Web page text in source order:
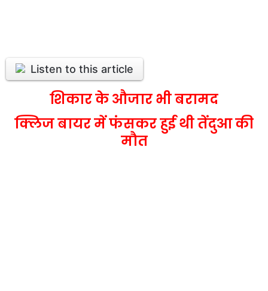
Listen to this article
शिकार के औजार भी बरामद
क्लिज बायर में फंसकर हुई थी तेंदुआ की
मौत